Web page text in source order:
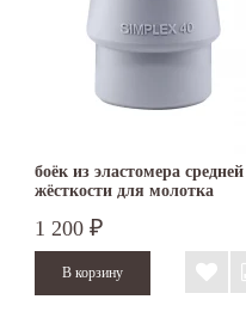
боёк из эластомера средней
жёсткости для молотка
1 200 ₽